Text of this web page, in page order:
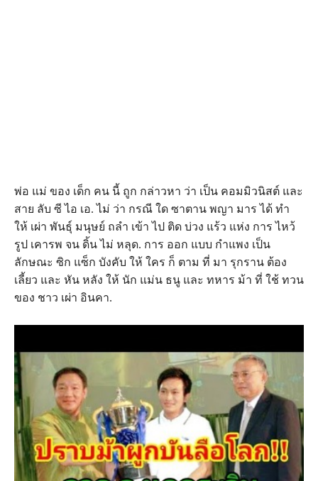
พ่อ แม่ ของ เด็ก คน นี้ ถูก กล่าวหา ว่า เป็น คอมมิวนิสต์ และ
สาย ลับ ซี ไอ เอ. ไม่ ว่า กรณี ใด ซาตาน พญา มาร ได้ ทํา
ให้ เผ่า พันธุ์ มนุษย์ ถลํา เข้า ไป ติด บ่วง แร้ว แห่ง การ ไหว้
รูป เคารพ จน ดิ้น ไม่ หลุด. การ ออก แบบ กําแพง เป็น
ลักษณะ ซิก แซ็ก บังคับ ให้ ใคร ก็ ตาม ที่ มา รุกราน ต้อง
เลี้ยว และ หัน หลัง ให้ นัก แม่น ธนู และ ทหาร ม้า ที่ ใช้ ทวน
ของ ชาว เผ่า อินคา.